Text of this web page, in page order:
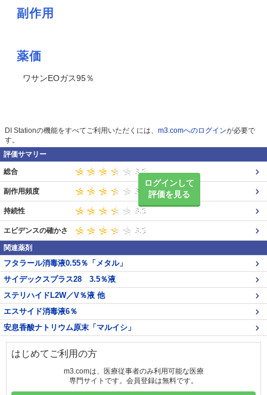
副作用
薬価
ワサンEOガス95％
DI Stationの機能をすべてご利用いただくには、 m3.comへのログインが必要で
す。
評価サマリー
ログインして
評価を見る
総合
副作用頻度
持続性
エビデンスの確かさ
関連薬剤
フタラール消毒液0.55％「メタル」
サイデックスプラス28 3.5％液
ステリハイドL2W／V％液 他
エスサイド消毒液6％
安息香酸ナトリウム原末「マルイシ」
はじめてご利用の方
m3.comは、医療従事者のみ利用可能な医療
専門サイトです。会員登録は無料です。